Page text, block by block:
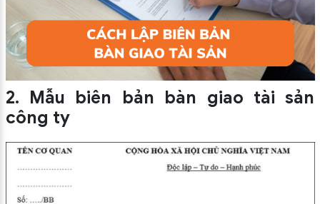
2. Mẫu biên bản bàn giao tài sản
công ty